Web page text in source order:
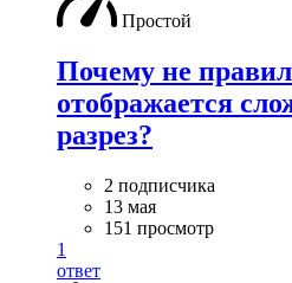
Простой
Почему не
отображается
разрез?
2 подписчика
13 мая
151 просмотр
1
ответ